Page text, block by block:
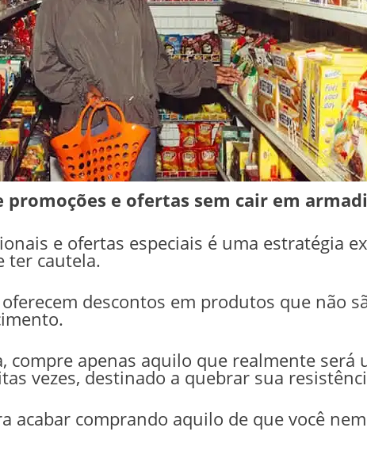
promoções e ofertas sem cair em
e ofertas especiais é uma estratégia
ter cautela.
descontos em produtos que não
compre apenas aquilo que realmente será
vezes, destinado a quebrar sua
acabar comprando aquilo de que você